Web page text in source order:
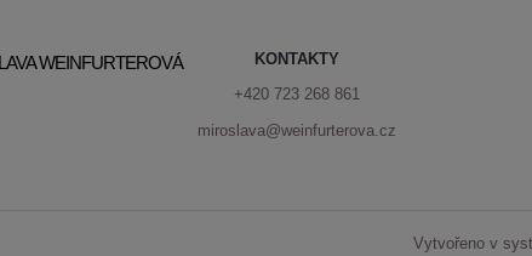
WEINFURTEROVÁ KONTAKTY
+420 723 268 861
miroslava@weinfurterova.cz
Vytvořeno v